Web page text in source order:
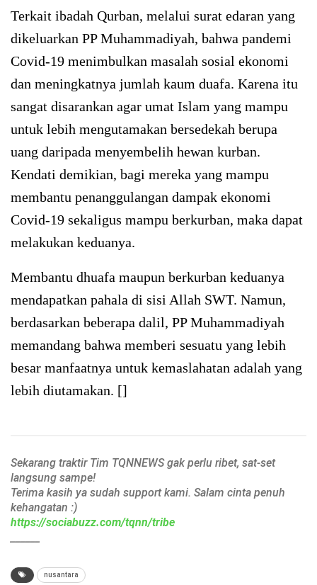
Terkait ibadah Qurban, melalui surat edaran yang
dikeluarkan PP Muhammadiyah, bahwa pandemi
Covid-19 menimbulkan masalah sosial ekonomi
dan meningkatnya jumlah kaum duafa. Karena itu
sangat disarankan agar umat Islam yang mampu
untuk lebih mengutamakan bersedekah berupa
uang daripada menyembelih hewan kurban.
Kendati demikian, bagi mereka yang mampu
membantu penanggulangan dampak ekonomi
Covid-19 sekaligus mampu berkurban, maka dapat
melakukan keduanya.
Membantu dhuafa maupun berkurban keduanya
mendapatkan pahala di sisi Allah SWT. Namun,
berdasarkan beberapa dalil, PP Muhammadiyah
memandang bahwa memberi sesuatu yang lebih
besar manfaatnya untuk kemaslahatan adalah yang
lebih diutamakan. []
Sekarang traktir Tim TQNNEWS gak perlu ribet, sat-set
langsung sampe!
Terima kasih ya sudah support kami. Salam cinta penuh
kehangatan :)
https://sociabuzz.com/tqnn/tribe
nusantara